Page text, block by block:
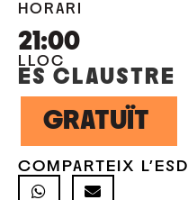
HORARI
21:00
LLOC
ES CLAUSTRE
GRATUÏT
COMPARTEIX